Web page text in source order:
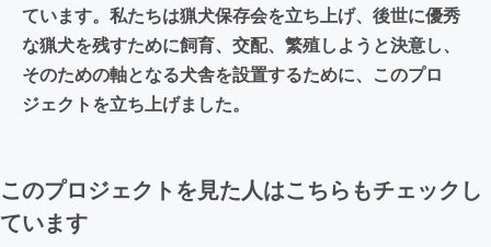
ています。私たちは猟犬保存会を立ち上げ、後世に優秀
な猟犬を残すために飼育、交配、繁殖しようと決意し、
そのための軸となる犬舎を設置するために、このプロ
ジェクトを立ち上げました。
このプロジェクトを見た人はこちらもチェックし
ています